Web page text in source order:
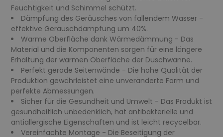
Feuchtigkeit und Schimmel schützt.
Dämpfung des Geräusches von fallendem Wasser -
effektive Geräuschdämpfung um 40%.
Warme Oberfläche dank Wärmedämmung - Das
Material und die Komponenten sorgen für eine längere
Erhaltung der warmen Oberfläche der Duschwanne.
Perfekt gerade Seitenwände - Die hohe Qualität der
Produktion gewährleistet eine unveränderte Form und
perfekte Abmessungen.
Sicher für die Gesundheit und Umwelt - Das Produkt ist
gesundheitlich unbedenklich, hat antibakterielle und
antiallergische Eigenschaften und ist leicht recycelbar.
Vereinfachte Montage - Die Beseitigung der